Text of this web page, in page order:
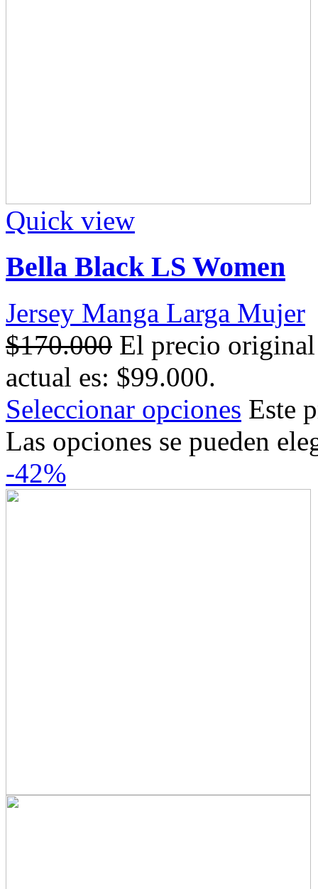
Quick view
Bella Black LS Women
Jersey Manga Larga Mujer
$170.000 El precio
actual es: $99.000.
Seleccionar opciones Este
Las opciones se pueden
-42%